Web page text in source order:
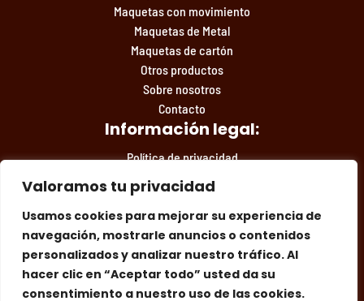
Valoramos tu privacidad
Usamos cookies para mejorar su experiencia de
navegación, mostrarle anuncios o contenidos
personalizados y analizar nuestro tráfico. Al
hacer clic en “Aceptar todo” usted da su
consentimiento a nuestro uso de las cookies.
Maquetas con movimiento
Maquetas de Metal
Maquetas de cartón
Otros productos
Sobre nosotros
Contacto
Información legal:
Política de privacidad
Aviso legal
Síguenos en las redes:Facebook Instagram